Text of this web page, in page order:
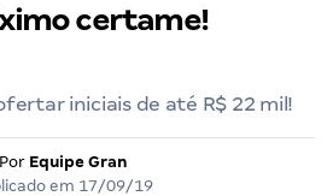
certame!
iniciais de até R$ 22 mil!
Por Equipe Gran
em 17/09/19